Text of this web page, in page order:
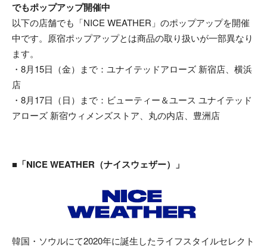
でもポップアップ開催中
以下の店舗でも「NICE WEATHER」のポップアップを開催
中です。原宿ポップアップとは商品の取り扱いが一部異なり
ます。
・8月15日（金）まで：ユナイテッドアローズ 新宿店、横浜
店
・8月17日（日）まで：ビューティー＆ユース ユナイテッド
アローズ 新宿ウィメンズストア、丸の内店、豊洲店
■「NICE WEATHER（ナイスウェザー）」
韓国・ソウルにて2020年に誕生したライフスタイルセレクト